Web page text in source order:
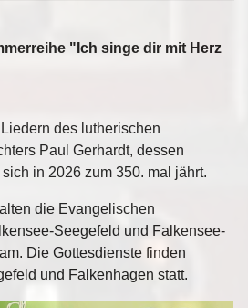
"Ich singe dir mit Herz
des lutherischen
Paul Gerhardt, dessen
in 2026 zum 350. mal jährt.
die Evangelischen
Seegefeld und Falkensee-
Die Gottesdienste finden
und Falkenhagen statt.